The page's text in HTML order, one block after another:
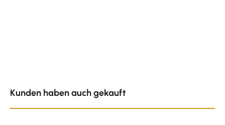
Kunden haben auch gekauft